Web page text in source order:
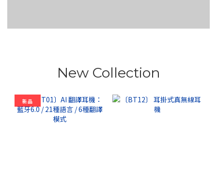
New Collection
新品